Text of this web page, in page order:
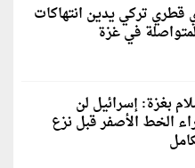
قطري تركي يدين انتهاكات
في غزة
بغزة: إسرائيل لن
الخط الأصفر قبل نزع